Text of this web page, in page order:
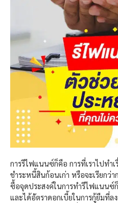
การรีไฟแนนซ์ก็คือ การที่เราไปทำ
ชำระหนี้สินก้อนเก่า หรือจะเรียกว่
ซื้อจุดประสงค์ในการทำรีไฟแนนซ์
และได้อัตราดอกเบี้ยในการกู้ยืมที่ล